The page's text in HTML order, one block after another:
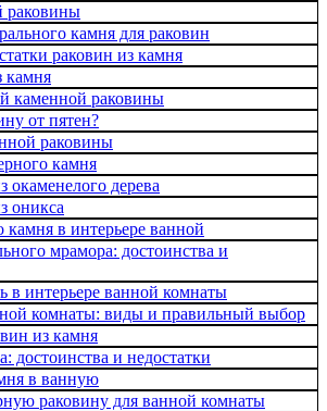
раковины
камня для раковин
раковин из камня
камня
каменной раковины
от пятен?
раковины
камня
окаменелого дерева
оникса
камня в интерьере ванной
мрамора: достоинства и
в интерьере ванной комнаты
комнаты: виды и правильный выбор
из камня
достоинства и недостатки
в ванную
раковину для ванной комнаты